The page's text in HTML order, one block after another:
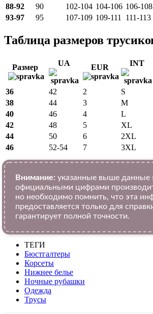
88-92
90 102-104 104-106 106-108
93-97
95 107-109 109-111 111-113
Таблица размеров
Размер UA EUR INT
36 42 2 S
38
44 3 M
40
46 4 L
42
48 5 XL
44
50 6 2XL
46
52-54 7 3XL
Внимание: указанные выше данные
официальными цифрами
но необходимо помнить, что эта
предоставляется только для
гарантирует полной точности.
ТЕГИ
Бюстгалтеры
Корсеты
Нижнее белье
Ночные рубашки
Одежда
Трусы